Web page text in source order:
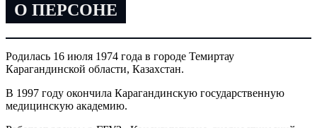
О ПЕРСОНЕ
Родилась 16 июля 1974 года в городе Темиртау
Карагандинской области, Казахстан.
В 1997 году окончила Карагандинскую государственную
медицинскую академию.